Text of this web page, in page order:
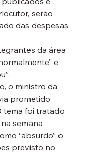
serão
das despesas
da área
e
o ministro da
prometido
tema foi tratado
semana
“absurdo” o
previsto no